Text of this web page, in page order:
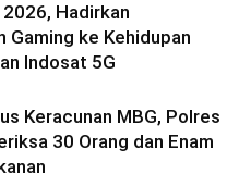
2026, Hadirkan
Gaming ke Kehidupan
Indosat 5G
Keracunan MBG, Polres
30 Orang dan Enam